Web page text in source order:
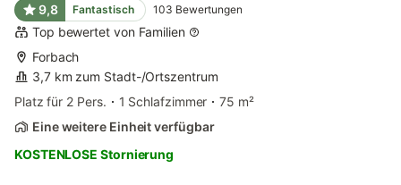
9,8 Fantastisch 103 Bewertungen
Top bewertet von Familien
Forbach
3,7 km zum Stadt-/Ortszentrum
Platz für 2 Pers.
1 Schlafzimmer
75 m²
Eine weitere Einheit verfügbar
KOSTENLOSE Stornierung